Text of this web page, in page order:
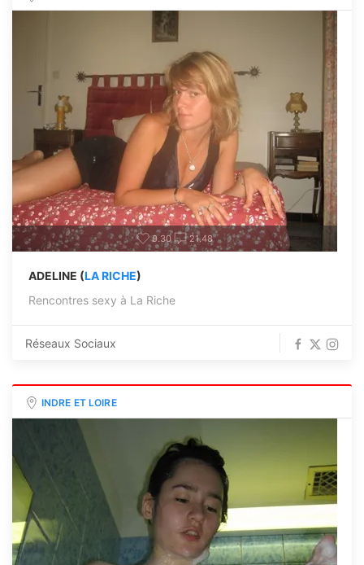
9.30 21.48
ADELINE (LA RICHE)
Rencontres sexy à La Riche
Réseaux Sociaux
INDRE ET LOIRE